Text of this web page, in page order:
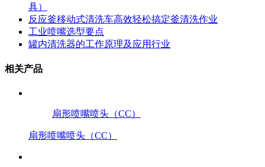
具）
反应釜移动式清洗车高效轻松搞定釜清洗作业
工业喷嘴选型要点
罐内清洗器的工作原理及应用行业
相关产品
扇形喷嘴喷头（CC）
扇形喷嘴喷头（CC）